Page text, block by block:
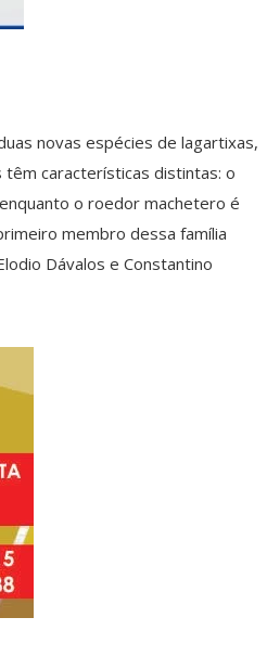
novas espécies de lagartixas,
têm características distintas: o
o roedor machetero é
membro dessa família
Dávalos e Constantino